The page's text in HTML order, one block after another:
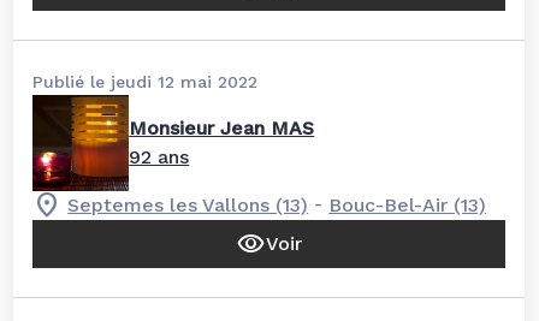
Publié le jeudi 12 mai 2022
Monsieur Jean MAS
92 ans
Septemes les Vallons (13) - Bouc-Bel-Air (13)
Voir